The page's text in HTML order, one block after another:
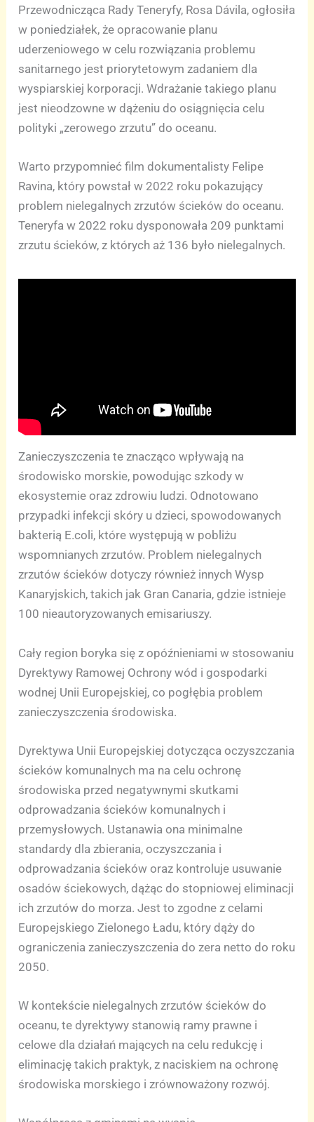
Przewodnicząca Rady Teneryfy, Rosa Dávila, ogłosiła
w poniedziałek, że opracowanie planu
uderzeniowego w celu rozwiązania problemu
sanitarnego jest priorytetowym zadaniem dla
wyspiarskiej korporacji. Wdrażanie takiego planu
jest nieodzowne w dążeniu do osiągnięcia celu
polityki „zerowego zrzutu” do oceanu.
Warto przypomnieć film dokumentalisty Felipe
Ravina, który powstał w 2022 roku pokazujący
problem nielegalnych zrzutów ścieków do oceanu.
Teneryfa w 2022 roku dysponowała 209 punktami
zrzutu ścieków, z których aż 136 było nielegalnych.
Zanieczyszczenia te znacząco wpływają na
środowisko morskie, powodując szkody w
ekosystemie oraz zdrowiu ludzi. Odnotowano
przypadki infekcji skóry u dzieci, spowodowanych
bakterią E.coli, które występują w pobliżu
wspomnianych zrzutów. Problem nielegalnych
zrzutów ścieków dotyczy również innych Wysp
Kanaryjskich, takich jak Gran Canaria, gdzie istnieje
100 nieautoryzowanych emisariuszy.
Cały region boryka się z opóźnieniami w stosowaniu
Dyrektywy Ramowej Ochrony wód i gospodarki
wodnej Unii Europejskiej, co pogłębia problem
zanieczyszczenia środowiska.
Dyrektywa Unii Europejskiej dotycząca oczyszczania
ścieków komunalnych ma na celu ochronę
środowiska przed negatywnymi skutkami
odprowadzania ścieków komunalnych i
przemysłowych. Ustanawia ona minimalne
standardy dla zbierania, oczyszczania i
odprowadzania ścieków oraz kontroluje usuwanie
osadów ściekowych, dążąc do stopniowej eliminacji
ich zrzutów do morza. Jest to zgodne z celami
Europejskiego Zielonego Ładu, który dąży do
ograniczenia zanieczyszczenia do zera netto do roku
2050.
W kontekście nielegalnych zrzutów ścieków do
oceanu, te dyrektywy stanowią ramy prawne i
celowe dla działań mających na celu redukcję i
eliminację takich praktyk, z naciskiem na ochronę
środowiska morskiego i zrównoważony rozwój.